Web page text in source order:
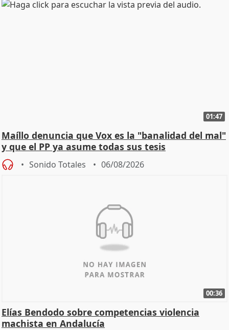
01:47
Maíllo denuncia que Vox es la "banalidad del mal"
y que el PP ya asume todas sus tesis
Sonido Totales 06/08/2026
00:36
Elías Bendodo sobre competencias violencia
machista en Andalucía